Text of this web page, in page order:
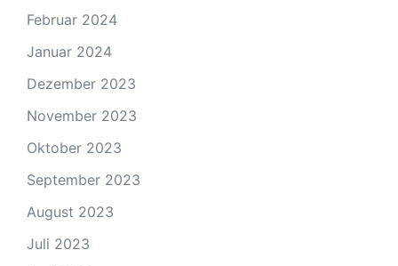
Februar 2024
Januar 2024
Dezember 2023
November 2023
Oktober 2023
September 2023
August 2023
Juli 2023